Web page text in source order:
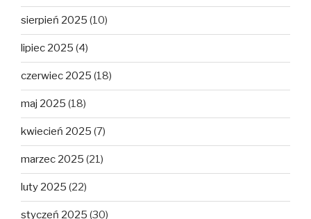
sierpień 2025 (10)
lipiec 2025 (4)
czerwiec 2025 (18)
maj 2025 (18)
kwiecień 2025 (7)
marzec 2025 (21)
luty 2025 (22)
styczeń 2025 (30)